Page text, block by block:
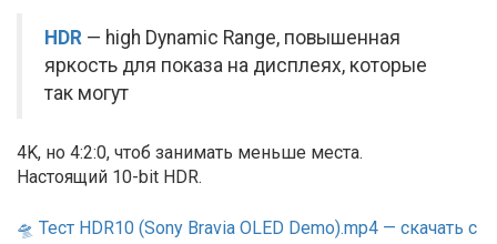
HDR — high Dynamic Range, повышенная
яркость для показа на дисплеях, которые
так могут
4K, но 4:2:0, чтоб занимать меньше места.
Настоящий 10-bit HDR.
🛸 Тест HDR10 (Sony Bravia OLED Demo).mp4 — скачать с